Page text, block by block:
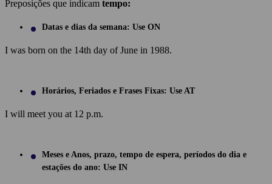
Preposições que indicam tempo:
Datas e dias da semana: Use ON
I was born on the 14th day of June in 1988.
Horários, Feriados e Frases Fixas: Use AT
I will meet you at 12 p.m.
Meses e Anos, prazo, tempo de espera, períodos do dia e
estações do ano: Use IN